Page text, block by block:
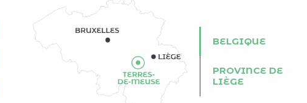
BELGIQUE
PROVINCE DE
LIÈGE